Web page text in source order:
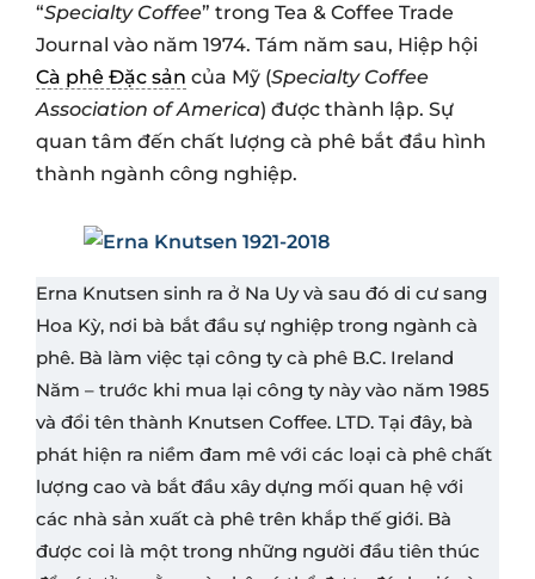
“Specialty Coffee” trong Tea & Coffee Trade
Journal vào năm 1974. Tám năm sau, Hiệp hội
Cà phê Đặc sản của Mỹ (Specialty Coffee
Association of America) được thành lập. Sự
quan tâm đến chất lượng cà phê bắt đầu hình
thành ngành công nghiệp.
Erna Knutsen sinh ra ở Na Uy và sau đó di cư sang
Hoa Kỳ, nơi bà bắt đầu sự nghiệp trong ngành cà
phê. Bà làm việc tại công ty cà phê B.C. Ireland
Năm – trước khi mua lại công ty này vào năm 1985
và đổi tên thành Knutsen Coffee. LTD. Tại đây, bà
phát hiện ra niềm đam mê với các loại cà phê chất
lượng cao và bắt đầu xây dựng mối quan hệ với
các nhà sản xuất cà phê trên khắp thế giới. Bà
được coi là một trong những người đầu tiên thúc